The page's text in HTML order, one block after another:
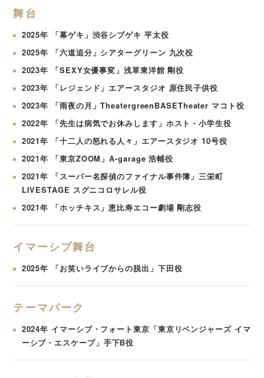
舞台
2025年 「幕ゲキ」渋谷シブゲキ 平太役
2025年 「六道追分」シアターグリーン 九次役
2023年 「SEXY女優事変」浅草東洋館 剛役
2023年 「レジェンド」エアースタジオ 原住民子供役
2023年 「雨夜の月」TheatergreenBASETheater マコト役
2022年 「先生は病気でお休みします」ホスト・小学生役
2021年 「十二人の怒れる人々」エアースタジオ 10号役
2021年 「東京ZOOM」A-garage 浩輔役
2021年 「スーパー名探偵のファイナル事件簿」三栄町
LIVESTAGE スグニコロサレル役
2021年 「ホッチキス」恵比寿エコー劇場 剛志役
イマーシブ舞台
2025年 「お笑いライブからの脱出」下田役
テーマパーク
2024年 イマーシブ・フォート東京「東京リベンジャーズ イマ
ーシブ・エスケープ」手下B役